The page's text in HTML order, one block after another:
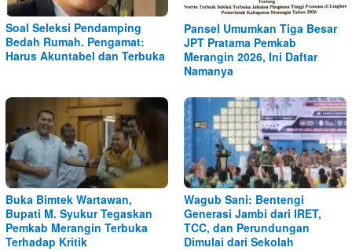
Soal Seleksi Pendamping
Bedah Rumah. Pengamat:
Harus Akuntabel dan Terbuka
Pansel Umumkan Tiga Besar
JPT Pratama Pemkab
Merangin 2026, Ini Daftar
Namanya
Buka Bimtek Wartawan,
Bupati M. Syukur Tegaskan
Pemkab Merangin Terbuka
Terhadap Kritik
Wagub Sani: Bentengi
Generasi Jambi dari IRET,
TCC, dan Perundungan
Dimulai dari Sekolah